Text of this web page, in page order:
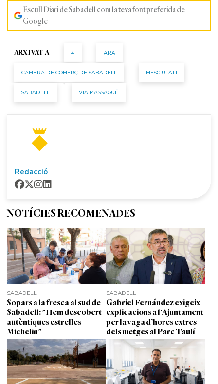
Escull Diari de Sabadell com la teva font preferida de
Google
ARXIVAT A 4 ARA
CAMBRA DE COMERÇ DE SABADELL MESCIUTAT1
SABADELL VIA MASSAGUÉ
Redacció
NOTÍCIES RECOMENADES
SABADELL
Sopars a la fresca al sud de
Sabadell: "Hem descobert
autèntiques estrelles
Michelin"
SABADELL
Gabriel Fernández exigeix
explicacions a l'Ajuntament
per la vaga d’hores extres
dels metges al Parc Taulí